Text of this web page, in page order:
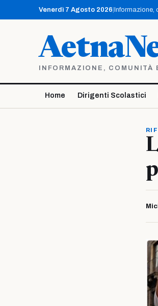
contenuto
Venerdì 7 Agosto 2026
INFORMAZIONE,
Home Dirigenti Scolastici